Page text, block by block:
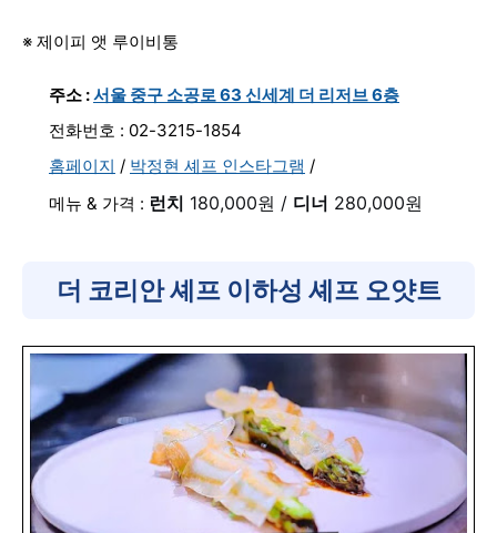
※ 제이피 앳 루이비통
주소 :서울 중구 소공로 63 신세계 더 리저브 6층
전화번호 : 02-3215-1854
홈페이지 / 박정현 셰프 인스타그램 /
메뉴 & 가격 : 런치 180,000원 / 디너 280,000원
더 코리안 셰프 이하성 셰프 오얏트